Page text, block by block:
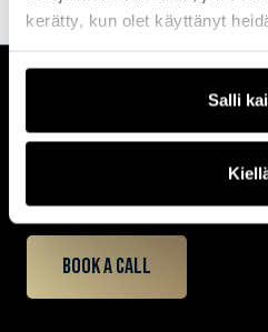
kerätty, kun olet käyttänyt
Salli
Keilaranta 1 A, 02150 Espoo
Book a call